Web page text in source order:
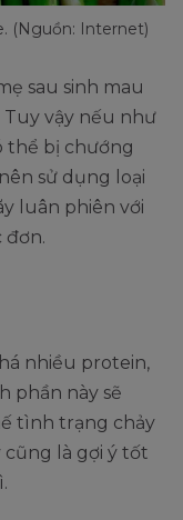
(Nguồn: Internet)
sau sinh mau
Tuy vậy nếu như
thể bị chướng
sử dụng loại
luân phiên với
đơn.
nhiều protein,
phần này sẽ
tình trạng chảy
cũng là gợi ý tốt